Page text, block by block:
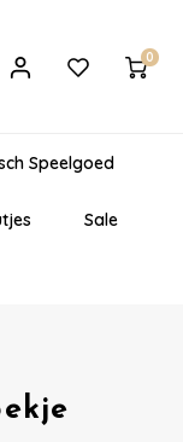
0
Speelgoed
Sale